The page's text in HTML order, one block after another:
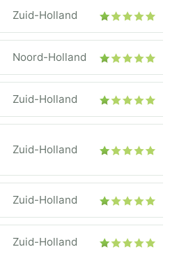
Zuid-Holland
Noord-Holland
Zuid-Holland
Zuid-Holland
Zuid-Holland
Zuid-Holland